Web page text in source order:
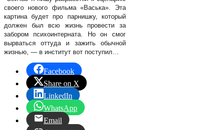
своего нового фильма «Васька». Эта
картина будет про парнишку, который
должен был всю жизнь провести за
забором психоинтерната. Но он смог
вырваться оттуда и зажить обычной
жизнью, — в институт вот поступил…
Facebook
Share on X
LinkedIn
WhatsApp
Email